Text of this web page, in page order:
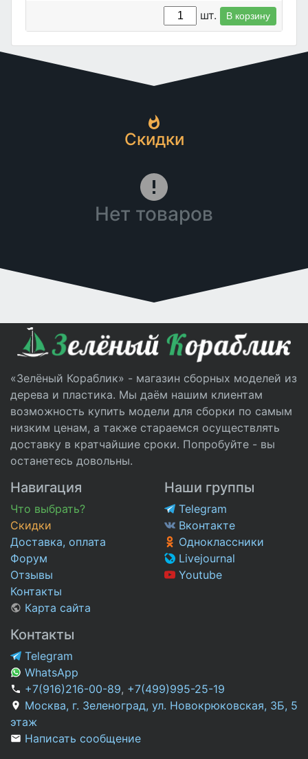
шт. В корзину
Скидки
Нет товаров
«Зелёный Кораблик» - магазин сборных моделей из
дерева и пластика. Мы даём нашим клиентам
возможность купить модели для сборки по самым
низким ценам, а также стараемся осуществлять
доставку в кратчайшие сроки. Попробуйте - вы
останетесь довольны.
Навигация
Что выбрать?
Скидки
Доставка, оплата
Форум
Отзывы
Контакты
Карта сайта
Наши группы
Telegram
Вконтакте
Одноклассники
Livejournal
Youtube
Контакты
Telegram
WhatsApp
+7(916)216-00-89, +7(499)995-25-19
Москва, г. Зеленоград, ул. Новокрюковская, 3Б, 5
этаж
Написать сообщение